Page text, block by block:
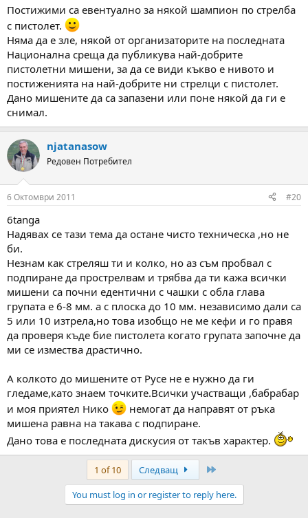
Постижими са евентуално за някой шампион по стрелба
с пистолет.
Няма да е зле, някой от организаторите на последната
Национална среща да публикува най-добрите
пистолетни мишени, за да се види къкво е нивото и
постиженията на най-добрите ни стрелци с пистолет.
Дано мишените да са запазени или поне някой да ги е
снимал.
njatanasow
Редовен Потребител
6 Октомври 2011 #20
6tanga
Надявах се тази тема да остане чисто техническа ,но не
би.
Незнам как стреляш ти и колко, но аз съм пробвал с
подпиране да прострелвам и трябва да ти кажа всички
мишени са почни едентични с чашки с обла глава
групата е 6-8 мм. а с плоска до 10 мм. независимо дали са
5 или 10 изтрела,но това изобщо не ме кефи и го правя
да проверя къде бие пистолета когато групата започне да
ми се измества драстично.
А колкото до мишените от Русе не е нужно да ги
гледаме,като знаем точките.Всички участващи ,бабрабар
и моя приятел Нико
немогат да направят от ръка
мишена равна на такава с подпиране.
Дано това е последната дискусия от такъв характер.
1 of 10 Следващ
You must log in or register to reply here.